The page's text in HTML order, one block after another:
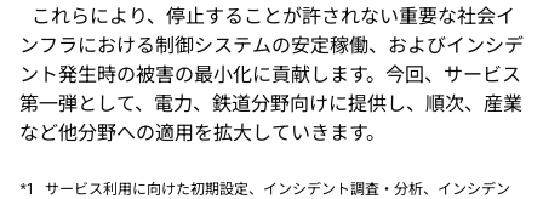
これらにより、停止することが許されない重要な社会イ
ンフラにおける制御システムの安定稼働、およびインシデ
ント発生時の被害の最小化に貢献します。今回、サービス
第一弾として、電力、鉄道分野向けに提供し、順次、産業
など他分野への適用を拡大していきます。
*1
サービス利用に向けた初期設定、インシデント調査・分析、インシデン